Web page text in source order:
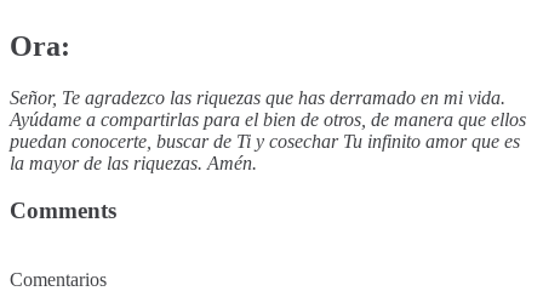
Ora:
Señor, Te agradezco las riquezas que has derramado en mi vida.
Ayúdame a compartirlas para el bien de otros, de manera que ellos
puedan conocerte, buscar de Ti y cosechar Tu infinito amor que es
la mayor de las riquezas. Amén.
Comments
Comentarios